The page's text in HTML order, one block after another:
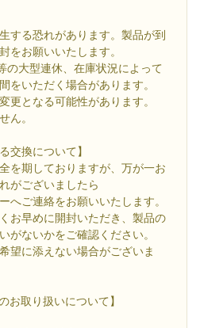
する恐れがあります。製品が到
をお願いいたします。
の大型連休、在庫状況によって
をいただく場合があります。
更となる可能性があります。
ん。
交換について】
を期しておりますが、万が一お
がございましたら
へご連絡をお願いいたします。
お早めに開封いただき、製品の
がないかをご確認ください。
望に添えない場合がございま
お取り扱いについて】